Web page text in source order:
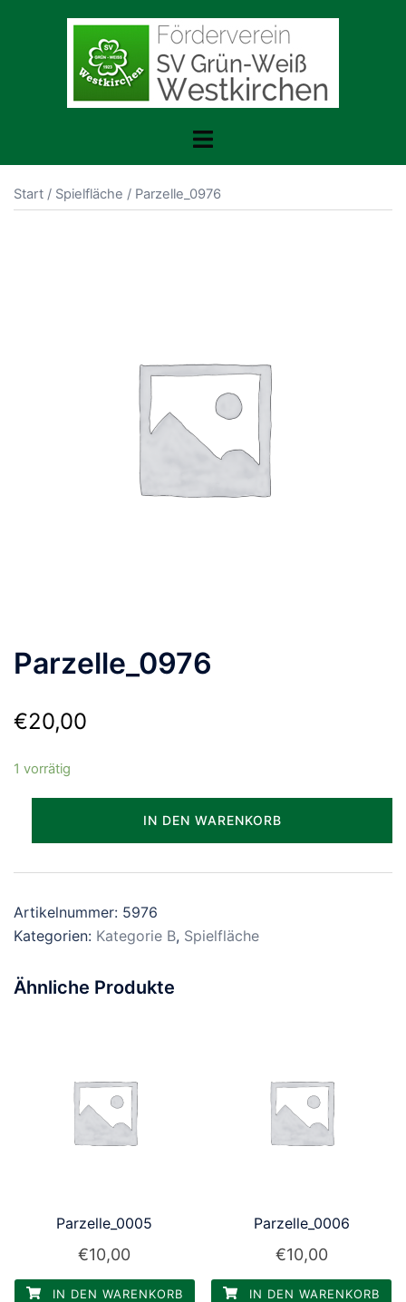
Menü
Start / Spielfläche / Parzelle_0976
Parzelle_0976
€20,00
1 vorrätig
IN DEN WARENKORB
Artikelnummer: 5976
Kategorien: Kategorie B, Spielfläche
Ähnliche Produkte
Parzelle_0005
€10,00
IN DEN WARENKORB
Parzelle_0006
€10,00
IN DEN WARENKORB